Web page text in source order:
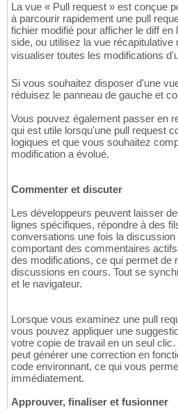
La vue « Pull request » est conçue
à parcourir rapidement une pull
fichier modifié pour afficher le diff
side, ou utilisez la vue récapitulative
visualiser toutes les modifications
Si vous souhaitez disposer d'une
réduisez le panneau de gauche et
Vous pouvez également passer en
qui est utile lorsqu'une pull request
logiques et que vous souhaitez
modification a évolué.
Commenter et discuter
Les développeurs peuvent laisser
lignes spécifiques, répondre à des
conversations une fois la
comportant des commentaires
des modifications, ce qui permet de
discussions en cours. Tout se
et le navigateur.
Lorsque vous examinez une pull
vous pouvez appliquer une
votre copie de travail en un seul
peut générer une correction en
code environnant, ce qui vous
immédiatement.
Approuver, finaliser et fusionner